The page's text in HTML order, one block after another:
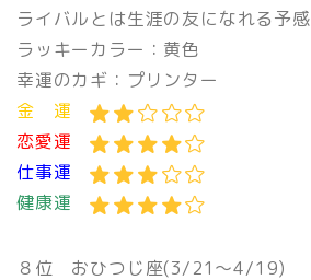
ライバルとは生涯の友になれる予感
ラッキーカラー：黄色
幸運のカギ：プリンター
金 運
恋愛運
仕事運
健康運
８位 おひつじ座(3/21〜4/19)